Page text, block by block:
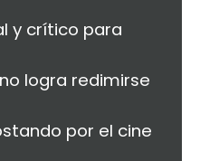
y crítico para
logra redimirse
por el cine